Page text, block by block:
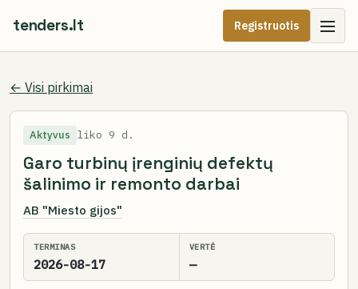
tenders.lt Registruotis
← Visi pirkimai
Aktyvus liko 9 d.
Garo turbinų įrenginių defektų
šalinimo ir remonto darbai
AB "Miesto gijos"
TERMINAS
2026-08-17
VERTĖ
—